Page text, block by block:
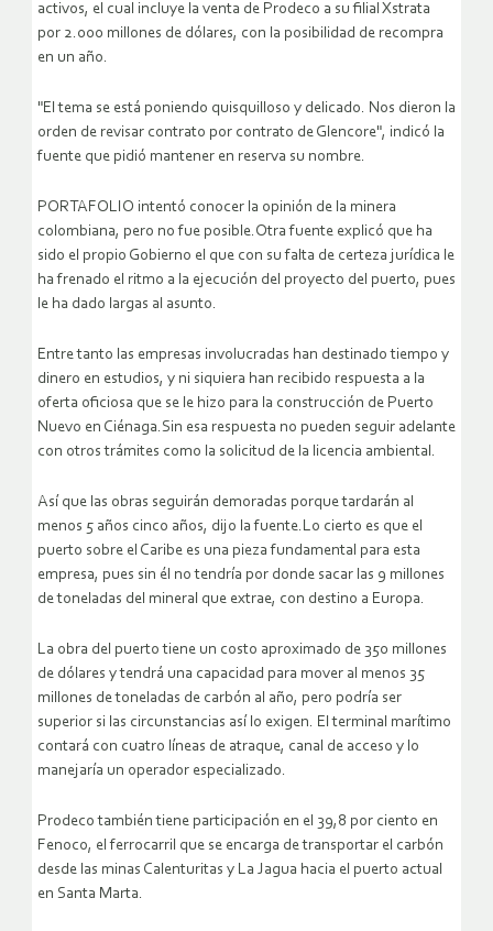
activos, el cual incluye la venta de Prodeco a su filial Xstrata
por 2.000 millones de dólares, con la posibilidad de recompra
en un año.
"El tema se está poniendo quisquilloso y delicado. Nos dieron la
orden de revisar contrato por contrato de Glencore", indicó la
fuente que pidió mantener en reserva su nombre.
PORTAFOLIO intentó conocer la opinión de la minera
colombiana, pero no fue posible.Otra fuente explicó que ha
sido el propio Gobierno el que con su falta de certeza jurídica le
ha frenado el ritmo a la ejecución del proyecto del puerto, pues
le ha dado largas al asunto.
Entre tanto las empresas involucradas han destinado tiempo y
dinero en estudios, y ni siquiera han recibido respuesta a la
oferta oficiosa que se le hizo para la construcción de Puerto
Nuevo en Ciénaga.Sin esa respuesta no pueden seguir adelante
con otros trámites como la solicitud de la licencia ambiental.
Así que las obras seguirán demoradas porque tardarán al
menos 5 años cinco años, dijo la fuente.Lo cierto es que el
puerto sobre el Caribe es una pieza fundamental para esta
empresa, pues sin él no tendría por donde sacar las 9 millones
de toneladas del mineral que extrae, con destino a Europa.
La obra del puerto tiene un costo aproximado de 350 millones
de dólares y tendrá una capacidad para mover al menos 35
millones de toneladas de carbón al año, pero podría ser
superior si las circunstancias así lo exigen. El terminal marítimo
contará con cuatro líneas de atraque, canal de acceso y lo
manejaría un operador especializado.
Prodeco también tiene participación en el 39,8 por ciento en
Fenoco, el ferrocarril que se encarga de transportar el carbón
desde las minas Calenturitas y La Jagua hacia el puerto actual
en Santa Marta.